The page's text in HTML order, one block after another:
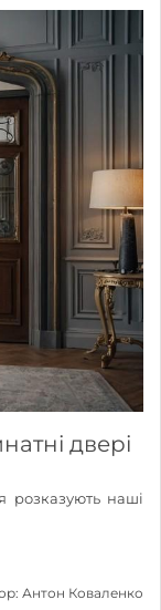
двері
розказують наші
Антон Коваленко